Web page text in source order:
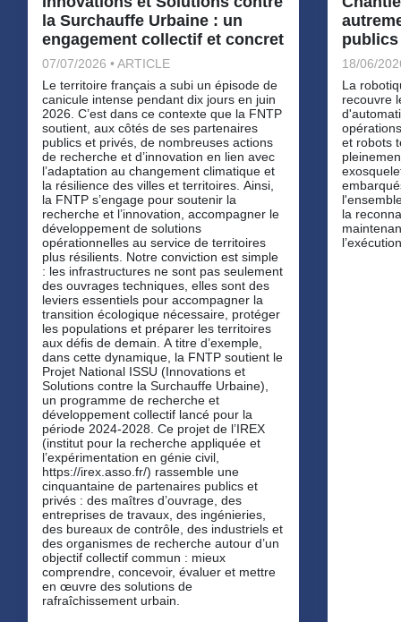
la Surchauffe Urbaine : un
engagement collectif et concret
07/07/2026 • ARTICLE
Le territoire français a subi un épisode de
canicule intense pendant dix jours en juin
2026. C’est dans ce contexte que la FNTP
soutient, aux côtés de ses partenaires
publics et privés, de nombreuses actions
de recherche et d’innovation en lien avec
l’adaptation au changement climatique et
la résilience des villes et territoires. Ainsi,
la FNTP s’engage pour soutenir la
recherche et l’innovation, accompagner le
développement de solutions
opérationnelles au service de territoires
plus résilients. Notre conviction est simple
: les infrastructures ne sont pas seulement
des ouvrages techniques, elles sont des
leviers essentiels pour accompagner la
transition écologique nécessaire, protéger
les populations et préparer les territoires
aux défis de demain. A titre d’exemple,
dans cette dynamique, la FNTP soutient le
Projet National ISSU (Innovations et
Solutions contre la Surchauffe Urbaine),
un programme de recherche et
développement collectif lancé pour la
période 2024-2028. Ce projet de l’IREX
(institut pour la recherche appliquée et
l’expérimentation en génie civil,
https://irex.asso.fr/) rassemble une
cinquantaine de partenaires publics et
privés : des maîtres d’ouvrage, des
entreprises de travaux, des ingénieries,
des bureaux de contrôle, des industriels et
des organismes de recherche autour d’un
objectif collectif commun : mieux
comprendre, concevoir, évaluer et mettre
en œuvre des solutions de
rafraîchissement urbain.
publics
18/06/
La
recouvre
et robots
la